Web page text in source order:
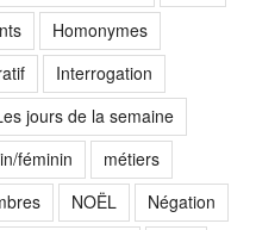
Homonymes
Interrogation
jours de la semaine
féminin
métiers
NOËL
Négation